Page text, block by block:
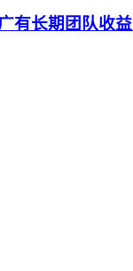
有长期团队收益